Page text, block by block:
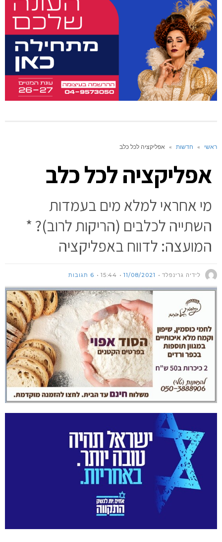
ראשי » חדשות » אפליקציה לכל כלב
אפליקציה לכל כלב
מי אחראי למלא מים בעמדות
השתייה לכלבים (הריקות לרוב)? *
המועצה: לדווח באפליקציה
לידיה גרינפלד 11/08/2021
15:44 6 תגובות